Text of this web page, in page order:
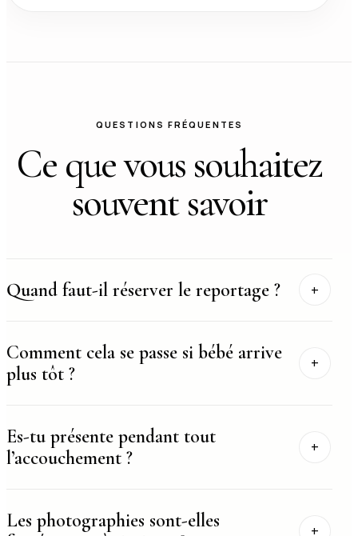
QUESTIONS FRÉQUENTES
Ce que vous souhaitez
souvent savoir
Quand faut-il réserver le reportage ?
Comment cela se passe si bébé arrive
plus tôt ?
Es-tu présente pendant tout
l’accouchement ?
Les photographies sont-elles